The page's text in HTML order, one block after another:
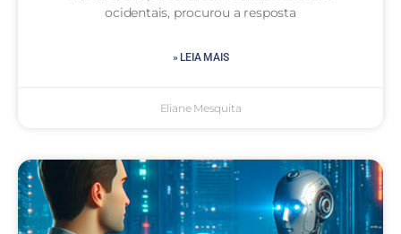
ocidentais, procurou a resposta
» LEIA MAIS
Eliane Mesquita